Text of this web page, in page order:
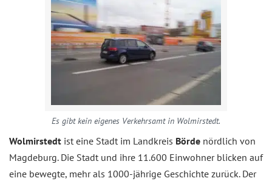
Es gibt kein eigenes Verkehrsamt in Wolmirstedt.
Wolmirstedt ist eine Stadt im Landkreis Börde nördlich von
Magdeburg. Die Stadt und ihre 11.600 Einwohner blicken auf
eine bewegte, mehr als 1000-jährige Geschichte zurück. Der